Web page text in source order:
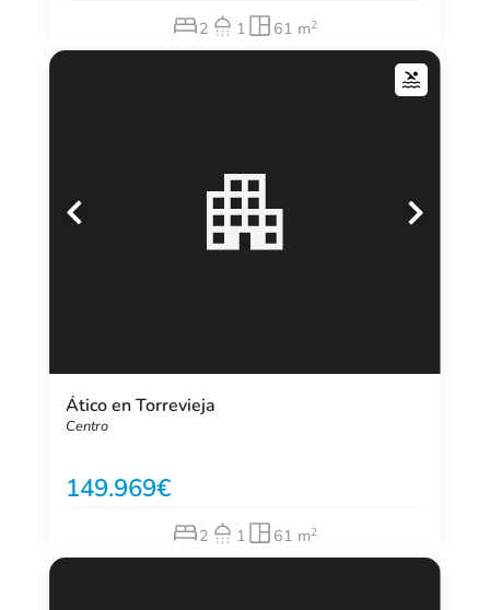
2 1 61 m2
Ático en Torrevieja
Centro
149.969
2 1 61 m2